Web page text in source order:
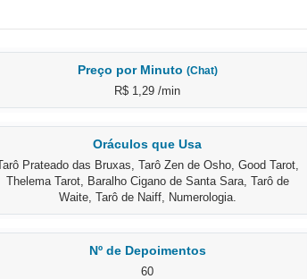
Preço por Minuto (Chat)
R$ 1,29 /min
Oráculos que Usa
Prateado das Bruxas, Tarô Zen de Osho, Good Tarot,
Thelema Tarot, Baralho Cigano de Santa Sara, Tarô de
Waite, Tarô de Naiff, Numerologia.
Nº de Depoimentos
60